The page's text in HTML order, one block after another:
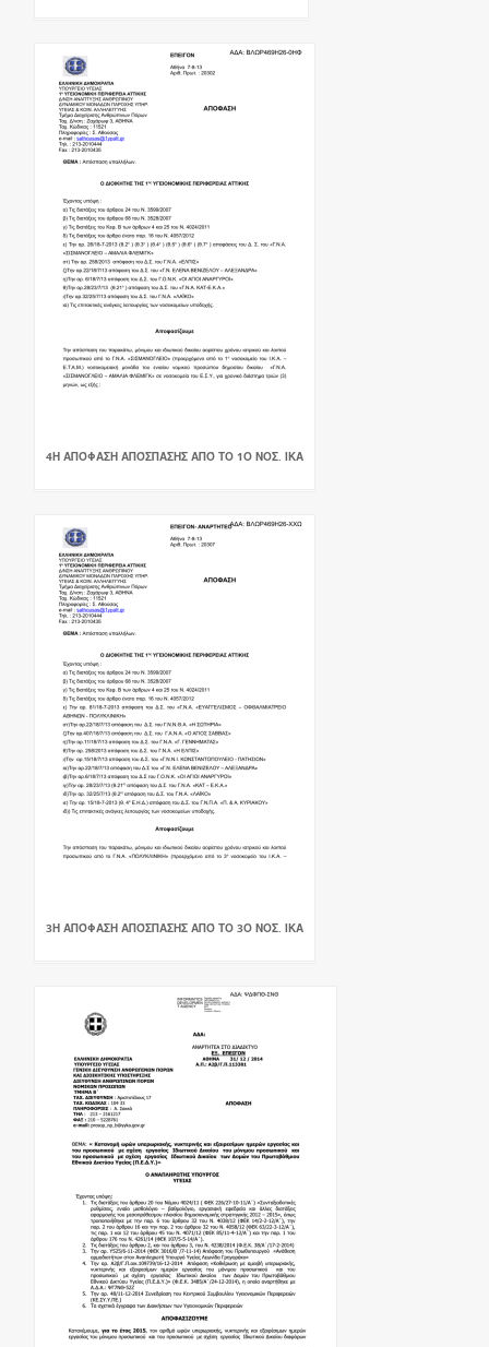
4Η ΑΠΌΦΑΣΗ ΑΠΌΣΠΑΣΗΣ ΑΠΌ ΤΟ 1Ο ΝΟΣ. ΙΚΑ
3Η ΑΠΌΦΑΣΗ ΑΠΌΣΠΑΣΗΣ ΑΠΌ ΤΟ 3Ο ΝΟΣ. ΙΚΑ